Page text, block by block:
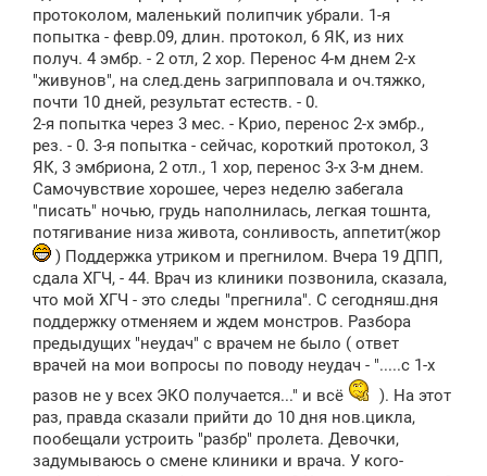
протоколом, маленький полипчик убрали. 1-я
попытка - февр.09, длин. протокол, 6 ЯК, из них
получ. 4 эмбр. - 2 отл, 2 хор. Перенос 4-м днем 2-х
"живунов", на след.день загрипповала и оч.тяжко,
почти 10 дней, результат естеств. - 0.
2-я попытка через 3 мес. - Крио, перенос 2-х эмбр.,
рез. - 0. 3-я попытка - сейчас, короткий протокол, 3
ЯК, 3 эмбриона, 2 отл., 1 хор, перенос 3-х 3-м днем.
Самочувствие хорошее, через неделю забегала
"писать" ночью, грудь наполнилась, легкая тошнта,
потягивание низа живота, сонливость, аппетит(жор
) Поддержка утриком и прегнилом. Вчера 19 ДПП,
сдала ХГЧ, - 44. Врач из клиники позвонила, сказала,
что мой ХГЧ - это следы "прегнила". С сегодняш.дня
поддержку отменяем и ждем монстров. Разбора
предыдущих "неудач" с врачем не было ( ответ
врачей на мои вопросы по поводу неудач - ".....с 1-х
разов не у всех ЭКО получается..." и всё
). На этот
раз, правда сказали прийти до 10 дня нов.цикла,
пообещали устроить "разбр" пролета. Девочки,
задумываюсь о смене клиники и врача. У кого-